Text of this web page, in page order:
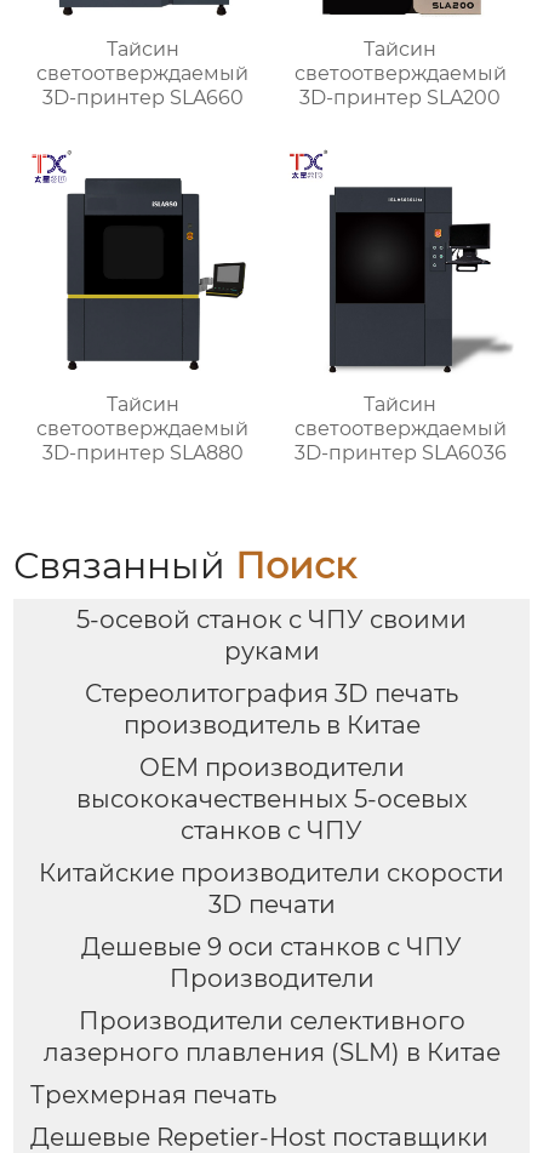
Тайсин
светоотверждаемый
3D-принтер SLA660
Тайсин
светоотверждаемый
3D-принтер SLA200
Тайсин
светоотверждаемый
3D-принтер SLA880
Тайсин
светоотверждаемый
3D-принтер SLA6036
Связанный Поиск
5-осевой станок с ЧПУ своими
руками
Стереолитография 3D печать
производитель в Китае
OEM производители
высококачественных 5-осевых
станков с ЧПУ
Китайские производители скорости
3D печати
Дешевые 9 оси станков с ЧПУ
Производители
Производители селективного
лазерного плавления (SLM) в Китае
Трехмерная печать
Дешевые Repetier-Host поставщики